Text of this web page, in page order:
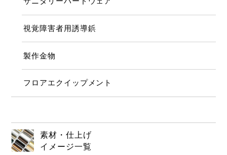
視覚障害者用誘導鋲
製作金物
フロアエクイップメント
素材・仕上げ
イメージ一覧